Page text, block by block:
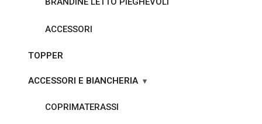
ACCESSORI
TOPPER
ACCESSORI E BIANCHERIA
COPRIMATERASSI